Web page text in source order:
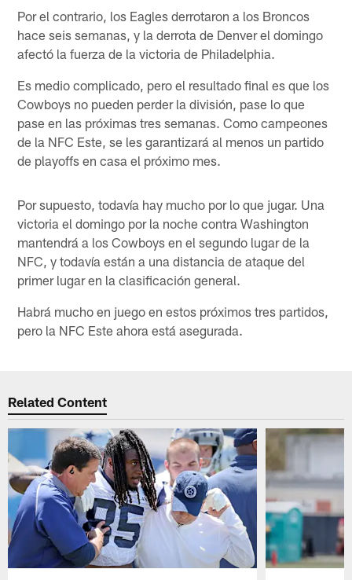
Por el contrario, los Eagles derrotaron a los Broncos
hace seis semanas, y la derrota de Denver el domingo
afectó la fuerza de la victoria de Philadelphia.
Es medio complicado, pero el resultado final es que los
Cowboys no pueden perder la división, pase lo que
pase en las próximas tres semanas. Como campeones
de la NFC Este, se les garantizará al menos un partido
de playoffs en casa el próximo mes.
Por supuesto, todavía hay mucho por lo que jugar. Una
victoria el domingo por la noche contra Washington
mantendrá a los Cowboys en el segundo lugar de la
NFC, y todavía están a una distancia de ataque del
primer lugar en la clasificación general.
Habrá mucho en juego en estos próximos tres partidos,
pero la NFC Este ahora está asegurada.
Related Content